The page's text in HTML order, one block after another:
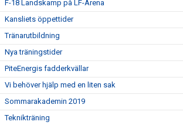
F-18 Landskamp på LF-Arena
Kansliets öppettider
Tränarutbildning
Nya träningstider
PiteEnergis fadderkvällar
Vi behöver hjälp med en liten sak
Sommarakademin 2019
Teknikträning